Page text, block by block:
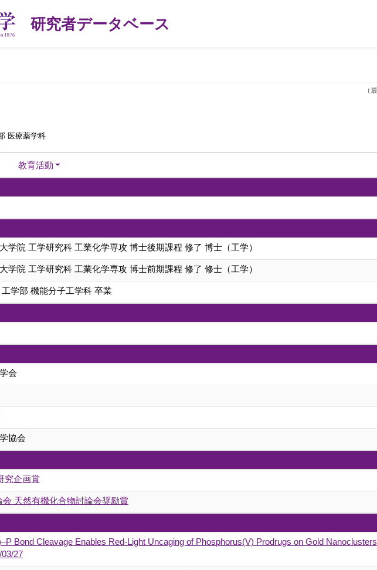
研究者データベース
（
医療薬学科
教育活動
学院 工学研究科 工業化学専攻 博士後期課程 修了 博士（工学）
学院 工学研究科 工業化学専攻 博士前期課程 修了 修士（工学）
学部 機能分子工学科 卒業
会
協会
究企画賞
天然有機化合物討論会奨励賞
Bond Cleavage Enables Red-Light Uncaging of Phosphorus(V) Prodrugs on Gold
27